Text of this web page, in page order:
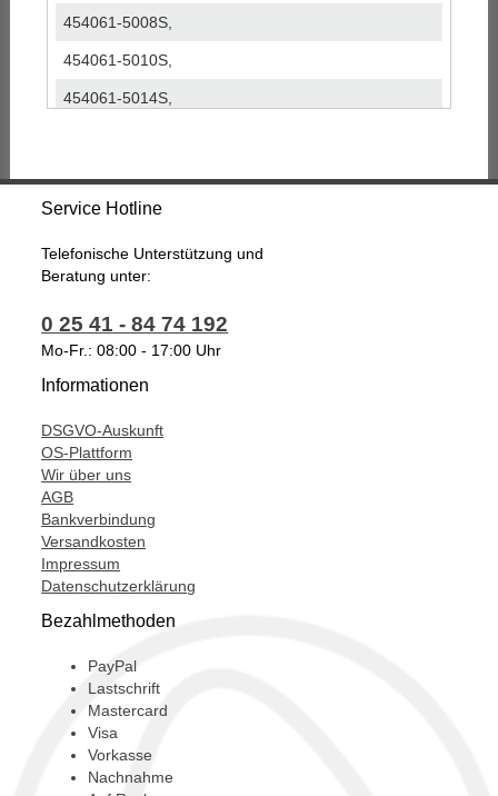
454061-5008S,
454061-5010S,
454061-5014S,
7701044612,
7711135840,
99466793,
T911222,
Service Hotline
Telefonische Unterstützung und
Beratung unter:
0 25 41 - 84 74 192
Mo-Fr.: 08:00 - 17:00 Uhr
Informationen
DSGVO-Auskunft
OS-Plattform
Wir über uns
AGB
Bankverbindung
Versandkosten
Impressum
Datenschutzerklärung
Bezahlmethoden
PayPal
Lastschrift
Mastercard
Visa
Vorkasse
Nachnahme